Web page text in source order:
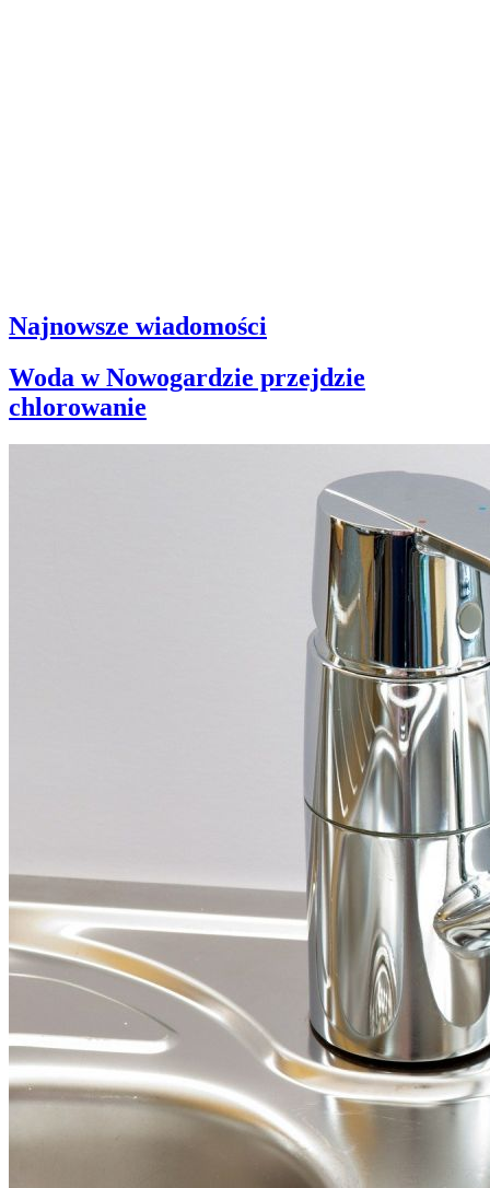
Najnowsze wiadomości
Woda w Nowogardzie przejdzie
chlorowanie